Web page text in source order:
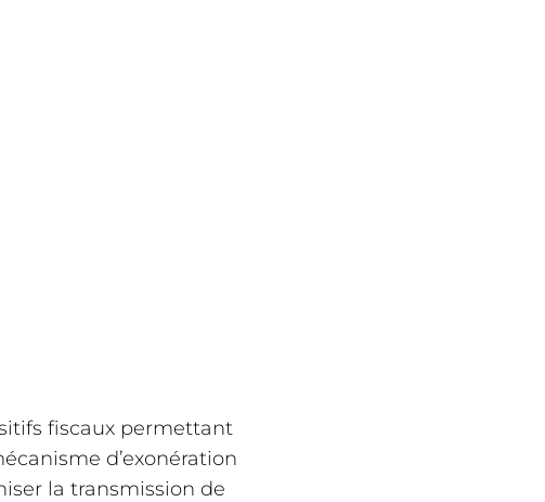
fiscaux permettant
d’exonération
la transmission de